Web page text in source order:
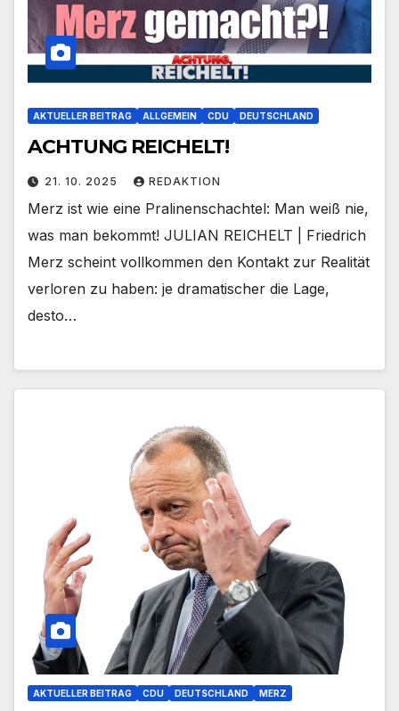
AKTUELLER BEITRAG ALLGEMEIN CDU DEUTSCHLAND
ACHTUNG REICHELT!
21. 10. 2025 REDAKTION
Merz ist wie eine Pralinenschachtel: Man weiß nie,
was man bekommt! JULIAN REICHELT | Friedrich
Merz scheint vollkommen den Kontakt zur Realität
verloren zu haben: je dramatischer die Lage,
desto…
AKTUELLER BEITRAG CDU DEUTSCHLAND MERZ